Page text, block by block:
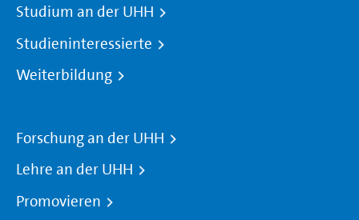
Studium an der UHH
Studieninteressierte
Weiterbildung
Forschung an der UHH
Lehre an der UHH
Promovieren